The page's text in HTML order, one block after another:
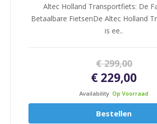
Altec Holland Transportfiets: De
Betaalbare FietsenDe Altec Holland
is ee..
€ 299,00
€ 229,00
Availability Op Voorraad
Bestellen